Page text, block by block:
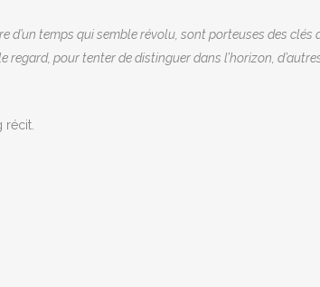
d’un temps qui semble révolu, sont porteuses des clés
pour tenter de distinguer dans l’horizon,
récit.